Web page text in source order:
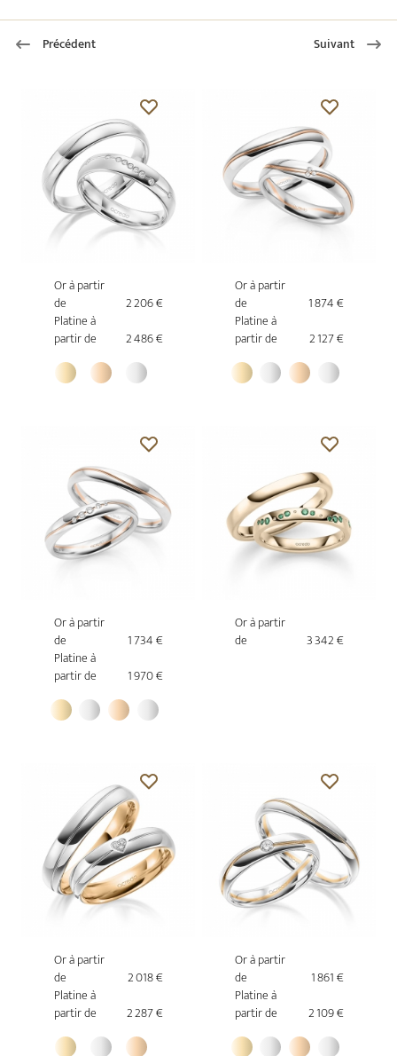
Précédent Suivant
Or à partir
de
2 206 €
Platine à
partir de
2 486 €
Or à partir
de
1 874 €
Platine à
partir de
2 127 €
Or à partir
de
1 734 €
Platine à
partir de
1 970 €
Or à partir
de
3 342 €
Or à partir
de
2 018 €
Platine à
partir de
2 287 €
Or à partir
de
1 861 €
Platine à
partir de
2 109 €